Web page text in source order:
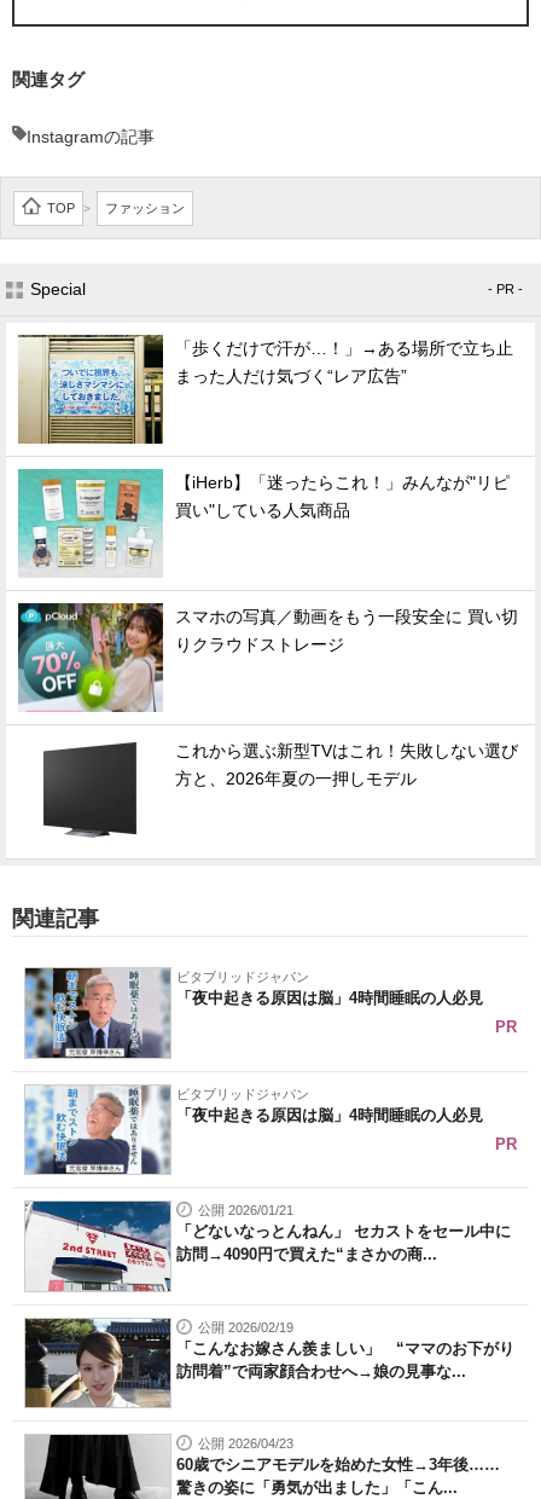
関連タグ
Instagramの記事
TOP > ファッション
Special - PR -
「歩くだけで汗が…！」→ある場所で立ち止
まった人だけ気づく“レア広告”
【iHerb】「迷ったらこれ！」みんなが"リピ
買い"している人気商品
スマホの写真／動画をもう一段安全に 買い切
りクラウドストレージ
これから選ぶ新型TVはこれ！失敗しない選び
方と、2026年夏の一押しモデル
関連記事
ビタブリッドジャパン
「夜中起きる原因は脳」4時間睡眠の人必見
PR
ビタブリッドジャパン
「夜中起きる原因は脳」4時間睡眠の人必見
PR
公開 2026/01/21
「どないなっとんねん」 セカストをセール中に
訪問→4090円で買えた“まさかの商...
公開 2026/02/19
「こんなお嫁さん羨ましい」 “ママのお下がり
訪問着”で両家顔合わせへ→娘の見事な...
公開 2026/04/23
60歳でシニアモデルを始めた女性→3年後……
驚きの姿に「勇気が出ました」「こん...